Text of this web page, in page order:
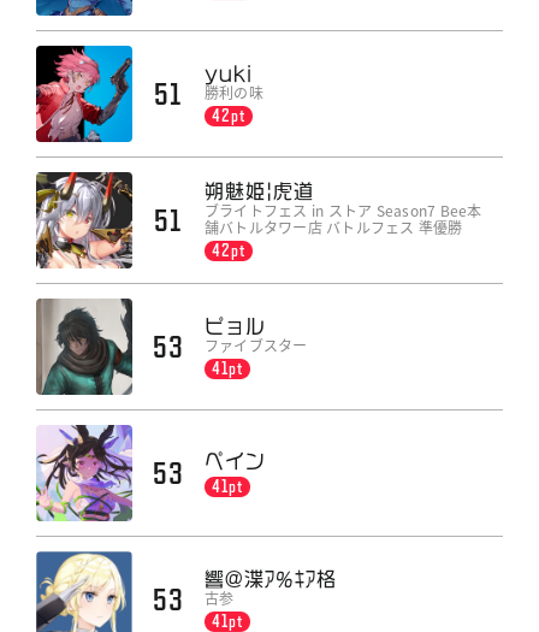
51
yuki
勝利の味
42pt
51
朔魅姫|虎道
ブライトフェス in ストア Season7 Bee本
舗バトルタワー店 バトルフェス 準優勝
42pt
53
ピョル
ファイブスター
41pt
53
ペイン
41pt
53
響@渫ｱ%ｷｱ格
古参
41pt